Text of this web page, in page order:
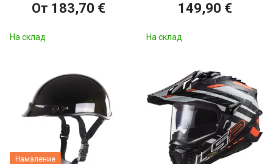
От 183,70 €
На склад
149,90 €
На склад
Намаление